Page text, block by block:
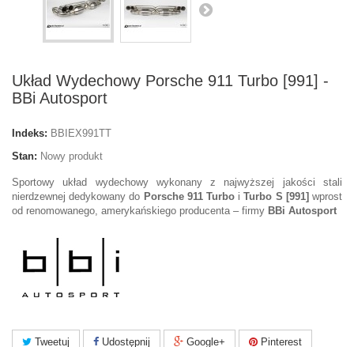
Układ Wydechowy Porsche 911 Turbo [991] -
BBi Autosport
Indeks: BBIEX991TT
Stan: Nowy produkt
Sportowy układ wydechowy wykonany z najwyższej jakości stali
nierdzewnej dedykowany do Porsche 911 Turbo iTurbo S [991] wprost
od renomowanego, amerykańskiego producenta – firmy BBi Autosport
Tweetuj Udostępnij Google+ Pinterest